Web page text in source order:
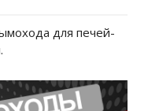
для печей-